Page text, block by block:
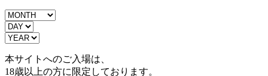
本サイトへのご入場は、
18歳以上の方に限定しております。